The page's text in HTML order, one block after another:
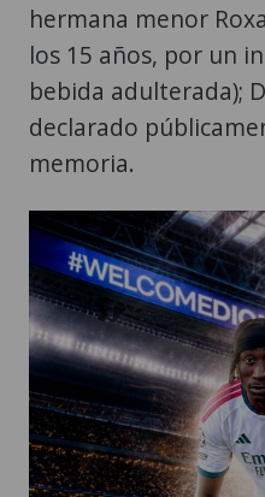
hermana menor
los 15 años, por un
bebida adulterada);
declarado
memoria.